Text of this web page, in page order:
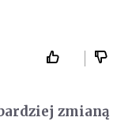
zmianą